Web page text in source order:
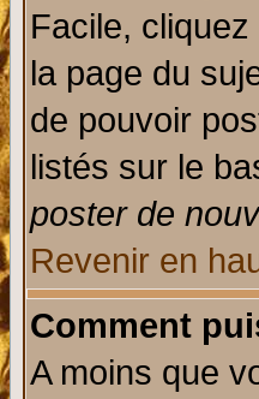
Facile,
la page du
de pouvoir
listés sur le
poster de
Revenir en
Comment
A moins que